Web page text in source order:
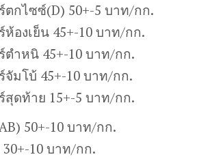
ตกไซซ์(D) 50+-5 บาท/กก.
องเย็น 45+-10 บาท/กก.
ตำหนิ 45+-10 บาท/กก.
จัมโบ้ 45+-10 บาท/กก.
สุดท้าย 15+-5 บาท/กก.
50+-10 บาท/กก.
10 บาท/กก.